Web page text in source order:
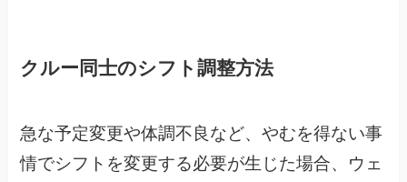
クルー同士のシフト調整方法
急な予定変更や体調不良など、やむを得ない事
情でシフトを変更する必要が生じた場合、ウェ